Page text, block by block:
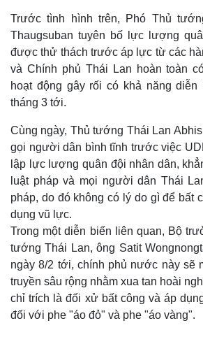
Trước tình hình trên, Phó Thủ
Thaugsuban tuyên bố lực lượng
được thử thách trước áp lực từ các
và Chính phủ Thái Lan hoàn toàn
hoạt động gây rối có khả năng diễn
tháng 3 tới.
Cùng ngày, Thủ tướng Thái Lan
gọi người dân bình tĩnh trước việc
lập lực lượng quân đội nhân dân,
luật pháp và mọi người dân Thái
pháp, do đó không có lý do gì để bất
dụng vũ lực.
Trong một diễn biến liên quan, Bộ
tướng Thái Lan, ông Satit
ngày 8/2 tới, chính phủ nước này sẽ
truyền sâu rộng nhằm xua tan hoài
chỉ trích là đối xử bất công và áp
đối với phe "áo đỏ" và phe "áo vàng".